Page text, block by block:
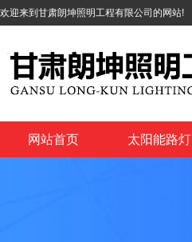
欢迎来到甘肃朗坤照明工程有限公司的网站!
网站首页 太阳能路灯